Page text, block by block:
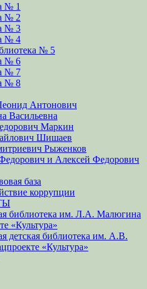
№ 1
№ 2
№ 3
№ 4
№ 5
№ 6
№ 7
№ 8
Антонович
Васильевна
Маркин
Шишаев
Рыженков
и Алексей Федорович
база
коррупции
библиотека им. Л.А. Малюгина
«Культура»
детская библиотека им. А.В.
«Культура»